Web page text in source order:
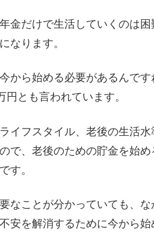
金だけで生活していくのは
なります。
から始める必要があるんです
とも言われています。
イフスタイル、老後の生活
で、老後のための貯金を始
す。
なことが分かっていても、
安を解消するために今から